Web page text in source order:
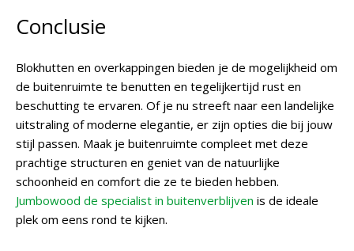
Conclusie
Blokhutten en overkappingen bieden je de mogelijkheid om
de buitenruimte te benutten en tegelijkertijd rust en
beschutting te ervaren. Of je nu streeft naar een landelijke
uitstraling of moderne elegantie, er zijn opties die bij jouw
stijl passen. Maak je buitenruimte compleet met deze
prachtige structuren en geniet van de natuurlijke
schoonheid en comfort die ze te bieden hebben.
Jumbowood de specialist in buitenverblijven is de ideale
plek om eens rond te kijken.